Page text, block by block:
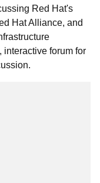
Red Hat's
Hat Alliance, and
forum for